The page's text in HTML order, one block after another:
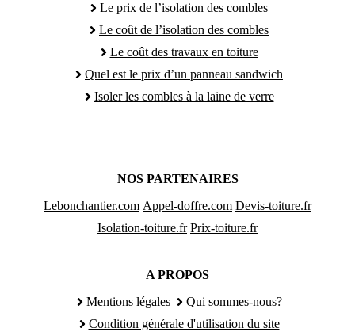
Le prix de l’isolation des combles
Le coût de l’isolation des combles
Le coût des travaux en toiture
Quel est le prix d’un panneau sandwich
Isoler les combles à la laine de verre
NOS PARTENAIRES
Lebonchantier.com Appel-doffre.com Devis-toiture.fr
Isolation-toiture.fr Prix-toiture.fr
A PROPOS
Mentions légales
Qui sommes-nous?
Condition générale d'utilisation du site